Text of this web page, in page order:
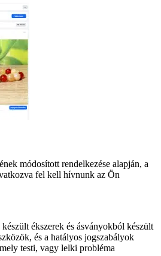
módosított rendelkezése alapján, a
fel kell hívnunk az Ön
ékszerek és ásványokból készült
és a hatályos jogszabályok
testi, vagy lelki probléma